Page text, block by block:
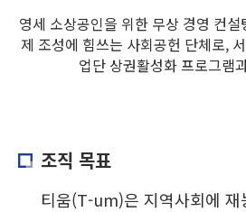
영세 소상공인을 위한 무상 경영 컨
제 조성에 힘쓰는 사회공헌 단체로,
업단 상권활성화 프로그램
조직 목표
티움(T-um)은 지역사회에 재